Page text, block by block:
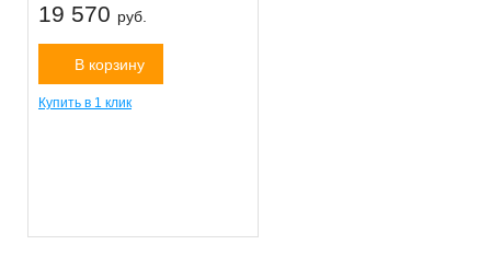
19 570 руб.
В корзину
Купить в 1 клик